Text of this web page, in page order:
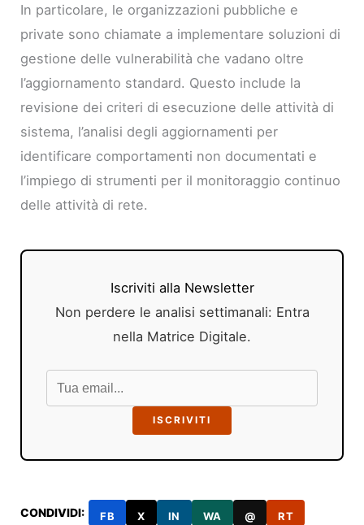
In particolare, le organizzazioni pubbliche e
private sono chiamate a implementare soluzioni di
gestione delle vulnerabilità che vadano oltre
l’aggiornamento standard. Questo include la
revisione dei criteri di esecuzione delle attività di
sistema, l’analisi degli aggiornamenti per
identificare comportamenti non documentati e
l’impiego di strumenti per il monitoraggio continuo
delle attività di rete.
Iscriviti alla Newsletter
Non perdere le analisi settimanali: Entra
nella Matrice Digitale.
ISCRIVITI
CONDIVIDI: FB X IN WA @ RT